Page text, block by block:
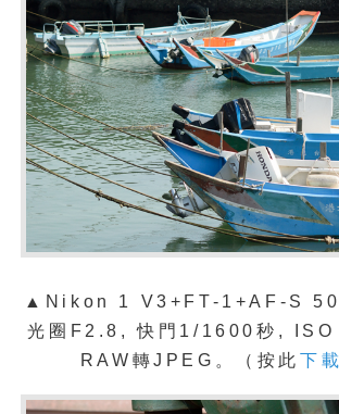
▲Nikon 1 V3+FT-1+AF-S
光圈F2.8, 快門1/1600秒,
RAW轉JPEG。（按此下載